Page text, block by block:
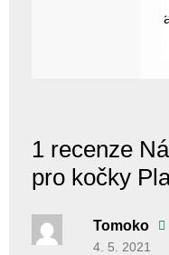
1 recenze
pro kočky
Tomoko
4. 5. 2021